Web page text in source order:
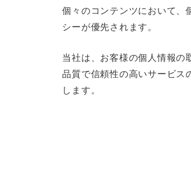
個々のコンテンツにおいて、
シーが優先されます。
当社は、お客様の個人情報の
品質で信頼性の高いサービス
します。